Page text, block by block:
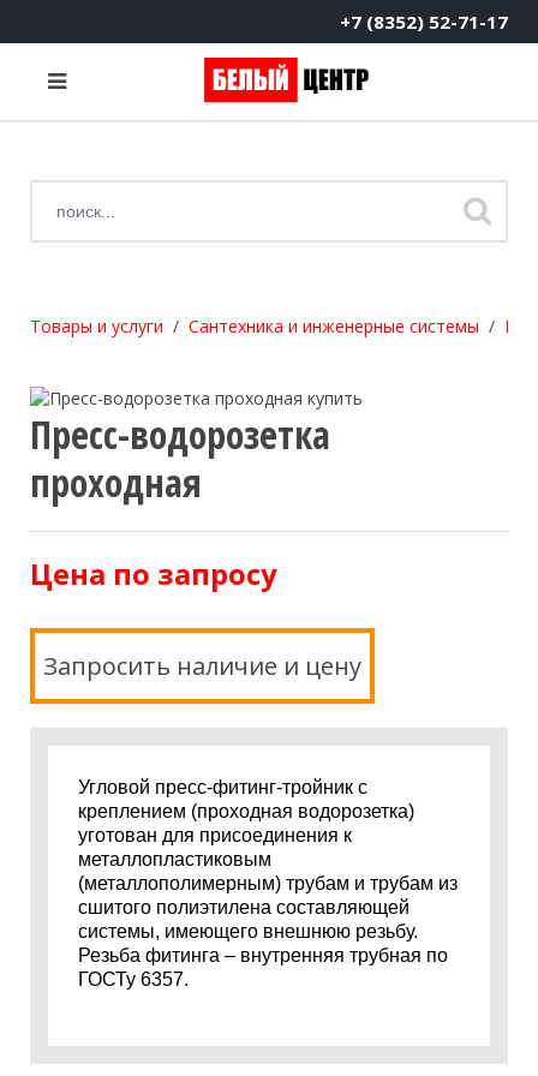
+7 (8352) 52-71-17
Товары и услуги Сантехника и инженерные системы
Пресс-водорозетка
проходная
Цена по запросу
Запросить наличие и цену
Угловой пресс-фитинг-тройник с
креплением (проходная водорозетка)
уготован для присоединения к
металлопластиковым
(металлополимерным) трубам и трубам из
сшитого полиэтилена составляющей
системы, имеющего внешнюю резьбу.
Резьба фитинга – внутренняя трубная по
ГОСТу 6357.